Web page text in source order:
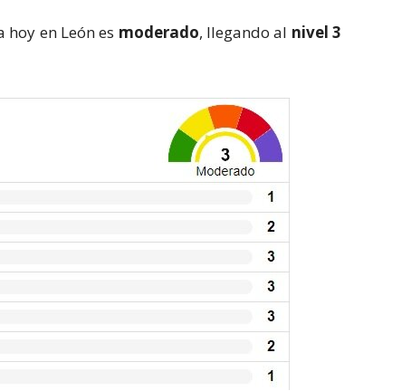
en León es moderado, llegando al nivel 3